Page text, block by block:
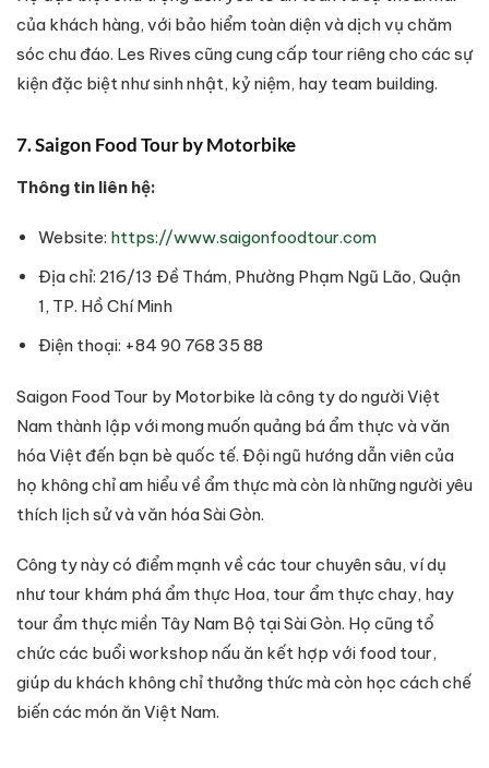
của khách hàng, với bảo hiểm toàn diện và dịch vụ chăm
sóc chu đáo. Les Rives cũng cung cấp tour riêng cho các sự
kiện đặc biệt như sinh nhật, kỷ niệm, hay team building.
7. Saigon Food Tour by Motorbike
Thông tin liên hệ:
Website: https://www.saigonfoodtour.com
Địa chỉ: 216/13 Đề Thám, Phường Phạm Ngũ Lão, Quận
1, TP. Hồ Chí Minh
Điện thoại: +84 90 768 35 88
Saigon Food Tour by Motorbike là công ty do người Việt
Nam thành lập với mong muốn quảng bá ẩm thực và văn
hóa Việt đến bạn bè quốc tế. Đội ngũ hướng dẫn viên của
họ không chỉ am hiểu về ẩm thực mà còn là những người yêu
thích lịch sử và văn hóa Sài Gòn.
Công ty này có điểm mạnh về các tour chuyên sâu, ví dụ
như tour khám phá ẩm thực Hoa, tour ẩm thực chay, hay
tour ẩm thực miền Tây Nam Bộ tại Sài Gòn. Họ cũng tổ
chức các buổi workshop nấu ăn kết hợp với food tour,
giúp du khách không chỉ thưởng thức mà còn học cách chế
biến các món ăn Việt Nam.